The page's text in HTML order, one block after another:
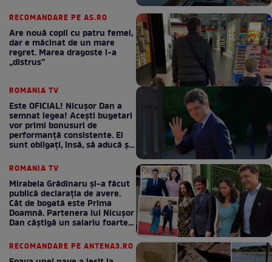
RECOMANDARE PE AS.RO
Are nouă copii cu patru femei,
dar e măcinat de un mare
regret. Marea dragoste l-a
„distrus”
ROMANIA TV
Este OFICIAL! Nicușor Dan a
semnat legea! Acești bugetari
vor primi bonusuri de
performanță consistente. Ei
sunt obligați, însă, să aducă și
bani la bugetul de stat
ROMANIA TV
Mirabela Grădinaru și-a făcut
publică declarația de avere.
Cât de bogată este Prima
Doamnă. Partenera lui Nicușor
Dan câștigă un salariu foarte
bun în fiecare lună!
RECOMANDARE PE ANTENA3.RO